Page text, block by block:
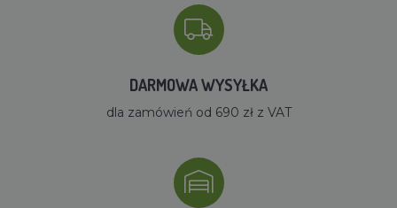
DARMOWA WYSYŁKA
dla zamówień od 690 zł z VAT